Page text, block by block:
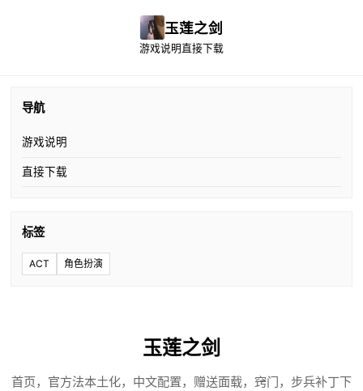
玉莲之剑
游戏说明 直接下载
导航
游戏说明
直接下载
标签
ACT 角色扮演
玉莲之剑
首页，官方法本土化，中文配置，赠送面载，窍门，步兵补丁下